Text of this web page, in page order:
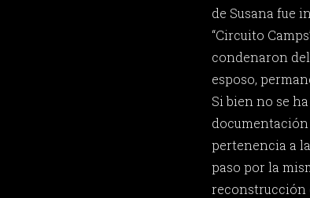
de Susana fue
“Circuito
condenaron
esposo,
Si bien no se
pertenencia a
paso por la
reconstrucción